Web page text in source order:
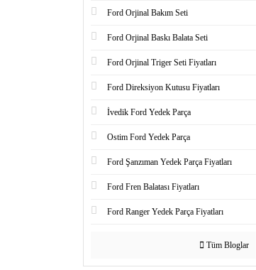
Ford Orjinal Bakım Seti
Ford Orjinal Baskı Balata Seti
Ford Orjinal Triger Seti Fiyatları
Ford Direksiyon Kutusu Fiyatları
İvedik Ford Yedek Parça
Ostim Ford Yedek Parça
Ford Şanzıman Yedek Parça Fiyatları
Ford Fren Balatası Fiyatları
Ford Ranger Yedek Parça Fiyatları
Tüm Bloglar